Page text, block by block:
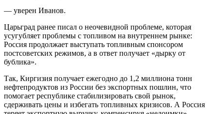
— уверен Иванов.
Царьград ранее писал о неочевидной проблеме, которая
усугубляет проблемы с топливом на внутреннем рынке:
Россия продолжает выступать топливным спонсором
постсоветских режимов, а в ответ получает «дырку от
бублика».
Так, Киргизия получает ежегодно до 1,2 миллиона тонн
нефтепродуктов из России без экспортных пошлин, что
помогает республике стабилизировать свой рынок,
сдерживать цены и избегать топливных кризисов. А Россия